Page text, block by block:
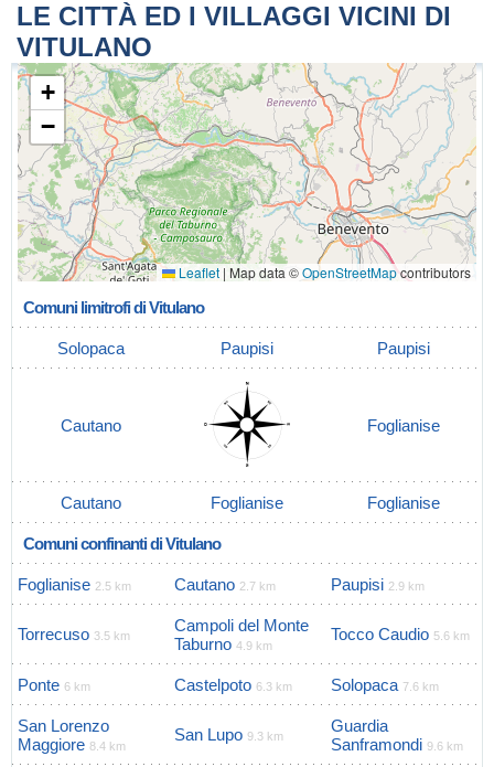
LE CITTÀ ED I VILLAGGI VICINI DI
VITULANO
+
−
Leaflet | Map data ©OpenStreetMapcontributors
Comuni limitrofi di Vitulano
Solopaca Paupisi Paupisi
Cautano Foglianise
Cautano Foglianise Foglianise
Comuni confinanti di Vitulano
Foglianise 2.5 km Cautano 2.7 km Paupisi 2.9 km
Torrecuso 3.5 km
Campoli del Monte
Taburno 4.9 km
Tocco Caudio 5.6 km
Ponte 6 km Castelpoto 6.3 km Solopaca 7.6 km
San Lorenzo
Maggiore 8.4 km
San Lupo 9.3 km
Guardia
Sanframondi 9.6 km